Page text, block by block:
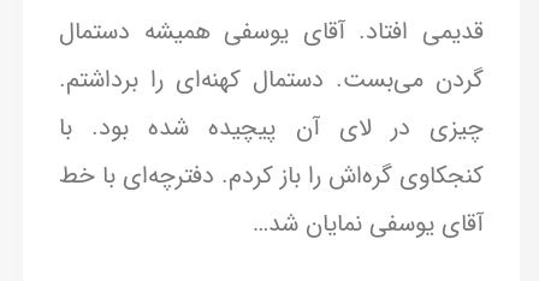
قدیمی افتاد. آقای یوسفی همیشه دستمال
گردن می‌بست. دستمال کهنه‌ای را برداشتم.
چیزی در لای آن پیچیده شده بود. با
کنجکاوی گره‌اش را باز کردم. دفترچه‌ای با خط
آقای یوسفی نمایان شد…